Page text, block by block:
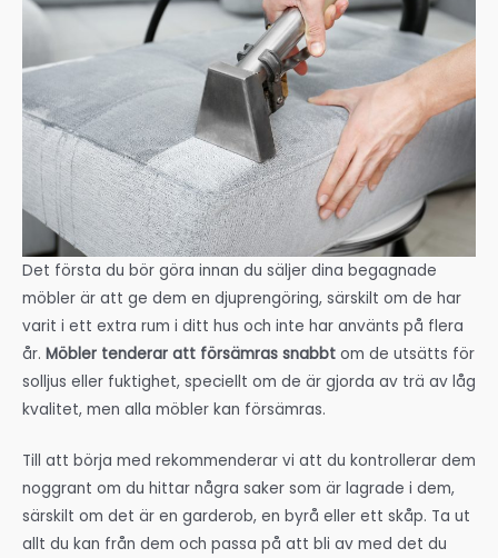
Det första du bör göra innan du säljer dina begagnade
möbler är att ge dem en djuprengöring, särskilt om de har
varit i ett extra rum i ditt hus och inte har använts på flera
år. Möbler tenderar att försämras snabbt om de utsätts för
solljus eller fuktighet, speciellt om de är gjorda av trä av låg
kvalitet, men alla möbler kan försämras.
Till att börja med rekommenderar vi att du kontrollerar dem
noggrant om du hittar några saker som är lagrade i dem,
särskilt om det är en garderob, en byrå eller ett skåp. Ta ut
allt du kan från dem och passa på att bli av med det du